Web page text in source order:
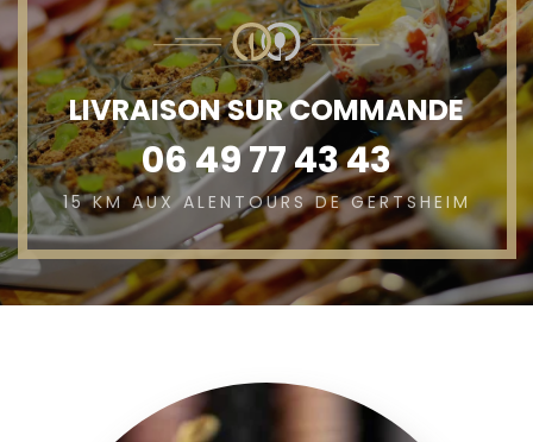
LIVRAISON SUR COMMANDE
06 49 77 43 43
15 KM AUX ALENTOURS DE GERTSHEIM